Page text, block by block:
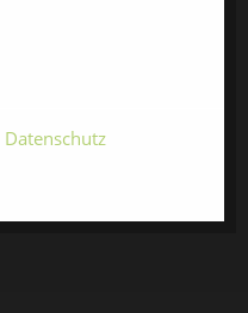
Datenschutz